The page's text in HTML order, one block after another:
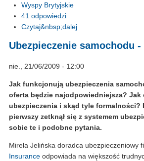
Wyspy Brytyjskie
41 odpowiedzi
Czytaj&nbsp;dalej
Ubezpieczenie samochodu
nie., 21/06/2009 - 12:00
Jak funkcjonują ubezpieczenia
oferta będzie najodpowiedniejsza? Jak
ubezpieczenia i skąd tyle formalności?
pierwszy zetknął się z systemem
sobie te i podobne pytania.
Mirela Jelińska doradca ubezpieczeniowy
Insurance odpowiada na większość